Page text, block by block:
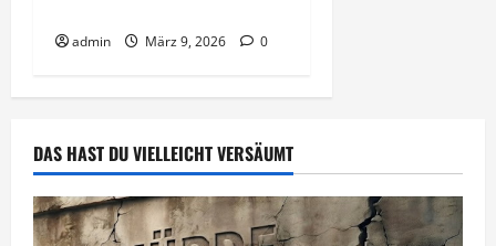
admin März 9, 2026 0
DAS HAST DU VIELLEICHT VERSÄUMT